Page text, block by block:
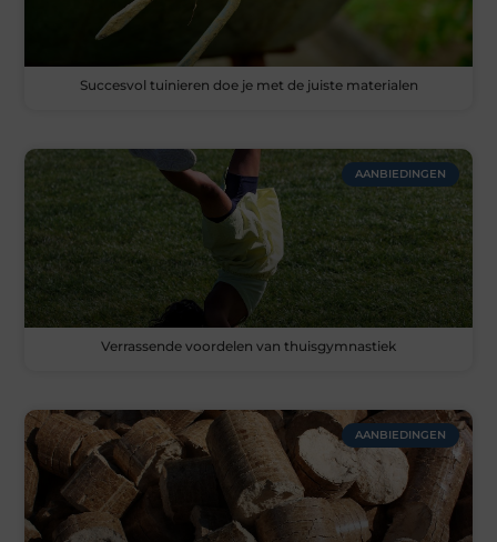
Succesvol tuinieren doe je met de juiste materialen
AANBIEDINGEN
Verrassende voordelen van thuisgymnastiek
AANBIEDINGEN